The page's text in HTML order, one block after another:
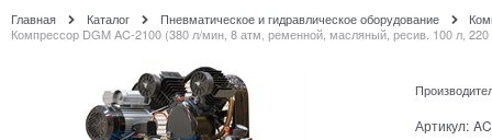
Главная Каталог Пневматическое и гидравлическое оборудование
Компрессор DGM AC-2100 (380 л/мин, 8 атм, ременной, масляный, ресив. 100 л,
Артикул: